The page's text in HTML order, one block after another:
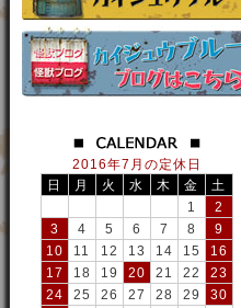
2016年7月の定休日
日
月 火 水 木 金
土
1
2
3
4 5 6 7 8
9
10
11 12 13 14 15
16
17
18 19 20 21 22
23
24
25 26 27 28 29
30